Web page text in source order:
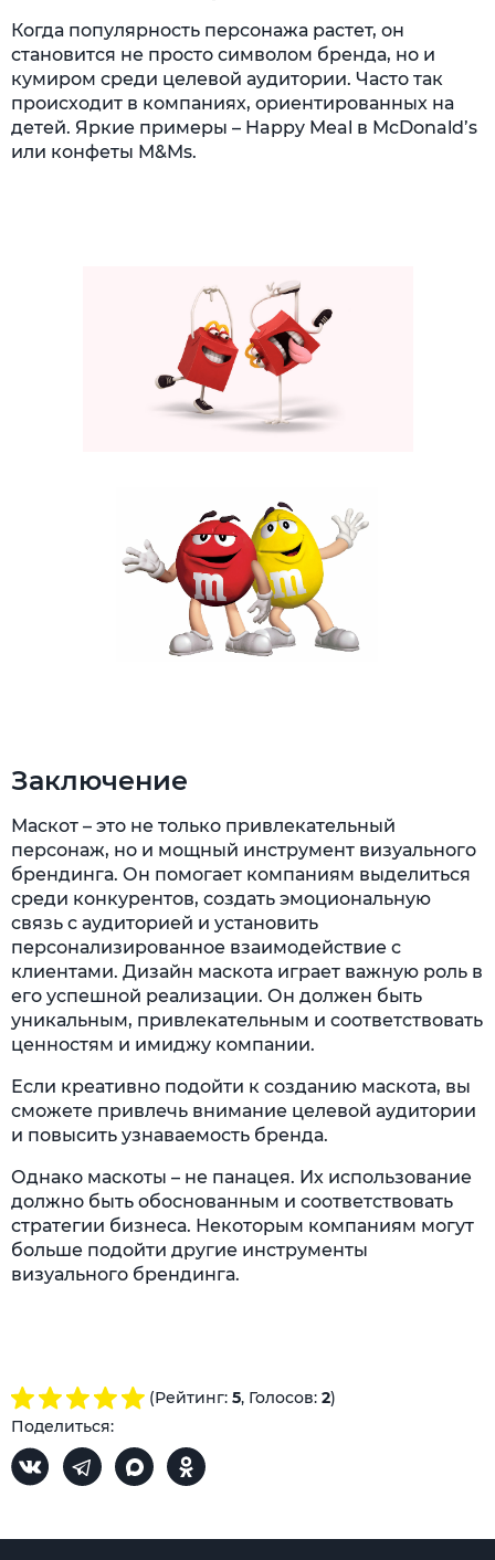
Когда популярность персонажа растет, он
становится не просто символом бренда, но и
кумиром среди целевой аудитории. Часто так
происходит в компаниях, ориентированных на
детей. Яркие примеры – Happy Meal в McDonald’s
или конфеты M&Ms.
Заключение
Маскот – это не только привлекательный
персонаж, но и мощный инструмент визуального
брендинга. Он помогает компаниям выделиться
среди конкурентов, создать эмоциональную
связь с аудиторией и установить
персонализированное взаимодействие с
клиентами. Дизайн маскота играет важную роль в
его успешной реализации. Он должен быть
уникальным, привлекательным и соответствовать
ценностям и имиджу компании.
Если креативно подойти к созданию маскота, вы
сможете привлечь внимание целевой аудитории
и повысить узнаваемость бренда.
Однако маскоты – не панацея. Их использование
должно быть обоснованным и соответствовать
стратегии бизнеса. Некоторым компаниям могут
больше подойти другие инструменты
визуального брендинга.
(Рейтинг: 5, Голосов: 2)
Поделиться: